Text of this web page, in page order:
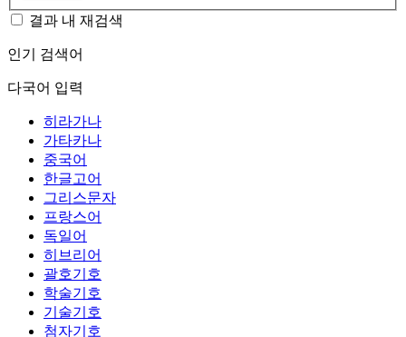
결과 내 재검색
인기 검색어
다국어 입력
히라가나
가타카나
중국어
한글고어
그리스문자
프랑스어
독일어
히브리어
괄호기호
학술기호
기술기호
첨자기호